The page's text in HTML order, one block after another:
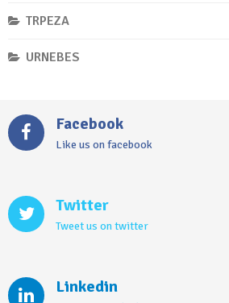
TRPEZA
URNEBES
Facebook
Like us on facebook
Twitter
Tweet us on twitter
Linkedin